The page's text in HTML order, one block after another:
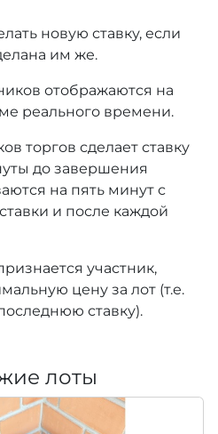
новую ставку, если
им же.
отображаются на
реального времени.
торгов сделает ставку
до завершения
на пять минут с
и после каждой
участник,
цену за лот (т.е.
ставку).
лоты